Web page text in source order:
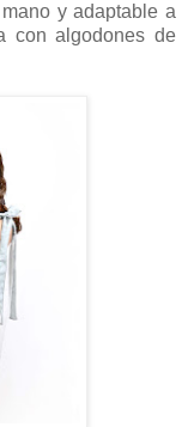
y adaptable a
con algodones de